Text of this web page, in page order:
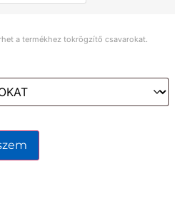
a termékhez tokrögzítő csavarokat.